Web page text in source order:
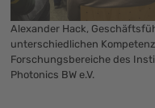
Alexander Hack,
unterschiedlichen
Forschungsbereiche des
Photonics BW e.V.